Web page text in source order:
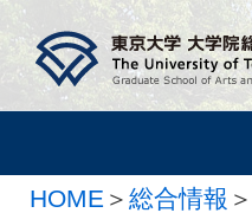
HOME ＞ 総合情報 ＞